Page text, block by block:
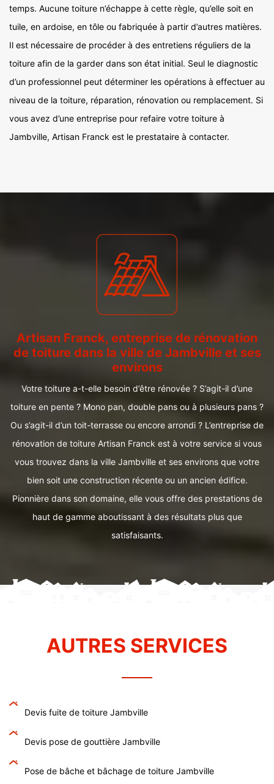
temps. Aucune toiture n’échappe à cette règle, qu’elle soit en
tuile, en ardoise, en tôle ou fabriquée à partir d’autres matières.
Il est nécessaire de procéder à des entretiens réguliers de la
toiture afin de la garder dans son état initial. Seul le diagnostic
d’un professionnel peut déterminer les opérations à effectuer au
niveau de la toiture, réparation, rénovation ou remplacement. Si
vous avez d’une entreprise pour refaire votre toiture à
Jambville, Artisan Franck est le prestataire à contacter.
Artisan Franck, entreprise de rénovation
de toiture dans la ville de Jambville et ses
environs
Votre toiture a-t-elle besoin d’être rénovée ? S’agit-il d’une
toiture en pente ? Mono pan, double pans ou à plusieurs pans ?
Ou s’agit-il d’un toit-terrasse ou encore arrondi ? L’entreprise de
rénovation de toiture Artisan Franck est à votre service si vous
vous trouvez dans la ville Jambville et ses environs que votre
bien soit une construction récente ou un ancien édifice.
Pionnière dans son domaine, elle vous offre des prestations de
haut de gamme aboutissant à des résultats plus que
satisfaisants.
AUTRES SERVICES
Devis fuite de toiture Jambville
Devis pose de gouttière Jambville
Pose de bâche et bâchage de toiture Jambville